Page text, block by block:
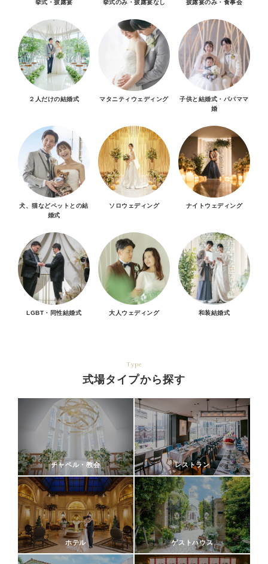
挙式・披露宴 挙式のみ・披露宴なし 披露宴のみ・食事会
２人だけの結婚式 マタニティウェディング
子供と結婚式・パパママ
婚
犬、猫などペットとの結
婚式
ソロウェディング ナイトウェディング
LGBT・同性結婚式 大人ウェディング 和装結婚式
Type
式場タイプから探す
チャペル・教会 レストラン
ホテル ゲストハウス